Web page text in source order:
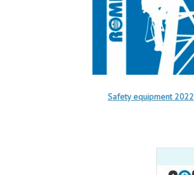
Safety equipment 2022